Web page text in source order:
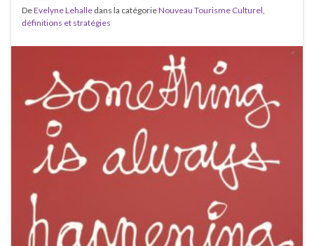
DeEvelyne Lehalle dans la catégorieNouveau Tourisme Culturel,
définitions et stratégies